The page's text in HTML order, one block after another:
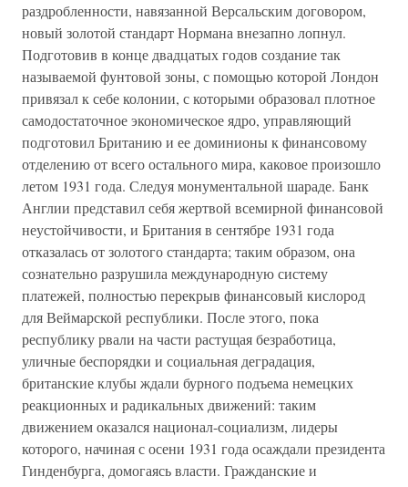
раздробленности, навязанной Версальским договором,
новый золотой стандарт Нормана внезапно лопнул.
Подготовив в конце двадцатых годов создание так
называемой фунтовой зоны, с помощью которой Лондон
привязал к себе колонии, с которыми образовал плотное
самодостаточное экономическое ядро, управляющий
подготовил Британию и ее доминионы к финансовому
отделению от всего остального мира, каковое произошло
летом 1931 года. Следуя монументальной шараде. Банк
Англии представил себя жертвой всемирной финансовой
неустойчивости, и Британия в сентябре 1931 года
отказалась от золотого стандарта; таким образом, она
сознательно разрушила международную систему
платежей, полностью перекрыв финансовый кислород
для Веймарской республики. После этого, пока
республику рвали на части растущая безработица,
уличные беспорядки и социальная деградация,
британские клубы ждали бурного подъема немецких
реакционных и радикальных движений: таким
движением оказался национал-социализм, лидеры
которого, начиная с осени 1931 года осаждали президента
Гинденбурга, домогаясь власти. Гражданские и